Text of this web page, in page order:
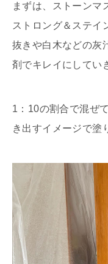
まずは、ストーンマ
ストロング＆ステイ
抜きや白木などの灰
剤でキレイにしてい
1：10の割合で混ぜ
き出すイメージで塗